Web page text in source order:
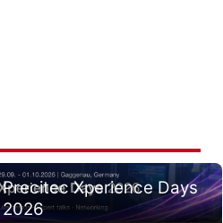
Precitec Xperience Days
2026